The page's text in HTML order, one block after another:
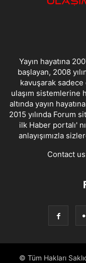
Yayın hayatına
başlayan, 2008
kavuşarak
ulaşım sistemlerine
altında yayın
2015 yılında Forum
ilk Haber portalı'
anlayışımızla
Contact
© Tüm Hakları